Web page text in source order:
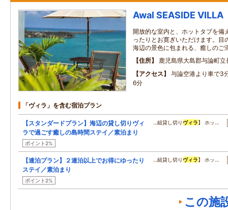
Awal SEASIDE VILLA
開放的な室内と、ホットタブを備
ったりとお寛ぎいただけます。目
海辺の景色に包まれる、癒しのご
住所
鹿児島県大島郡与論町
アクセス
与論空港より車で3
6分
「ヴィラ」を含む宿泊プラン
【スタンダードプラン】海辺の貸し切りヴィ
ラで過ごす癒しの島時間ステイ／素泊まり
ポイント2%
…組貸し切り ヴィラ】 ホッ…
【連泊プラン】２連泊以上でお得にゆったり
ステイ／素泊まり
ポイント2%
…組貸し切り ヴィラ】 ホッ…
この施